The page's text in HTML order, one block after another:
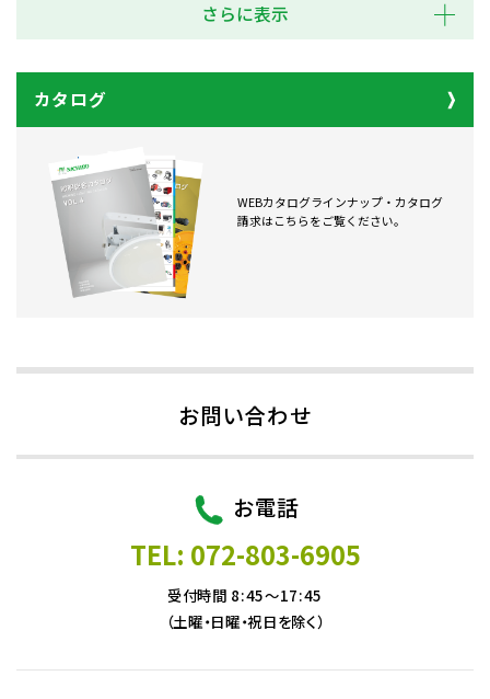
さらに表示
カタログ
WEBカタログラインナップ・カタログ
請求はこちらをご覧ください。
お問い合わせ
お電話
TEL: 072-803-6905
受付時間 8:45～17:45
（土曜・日曜・祝日を除く）